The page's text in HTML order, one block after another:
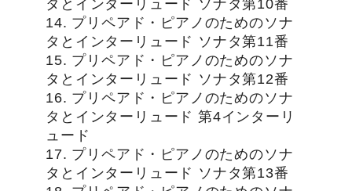
タとインターリュード ソナタ第10番
14. プリペアド・ピアノのためのソナ
タとインターリュード ソナタ第11番
15. プリペアド・ピアノのためのソナ
タとインターリュード ソナタ第12番
16. プリペアド・ピアノのためのソナ
タとインターリュード 第4インターリ
ュード
17. プリペアド・ピアノのためのソナ
タとインターリュード ソナタ第13番